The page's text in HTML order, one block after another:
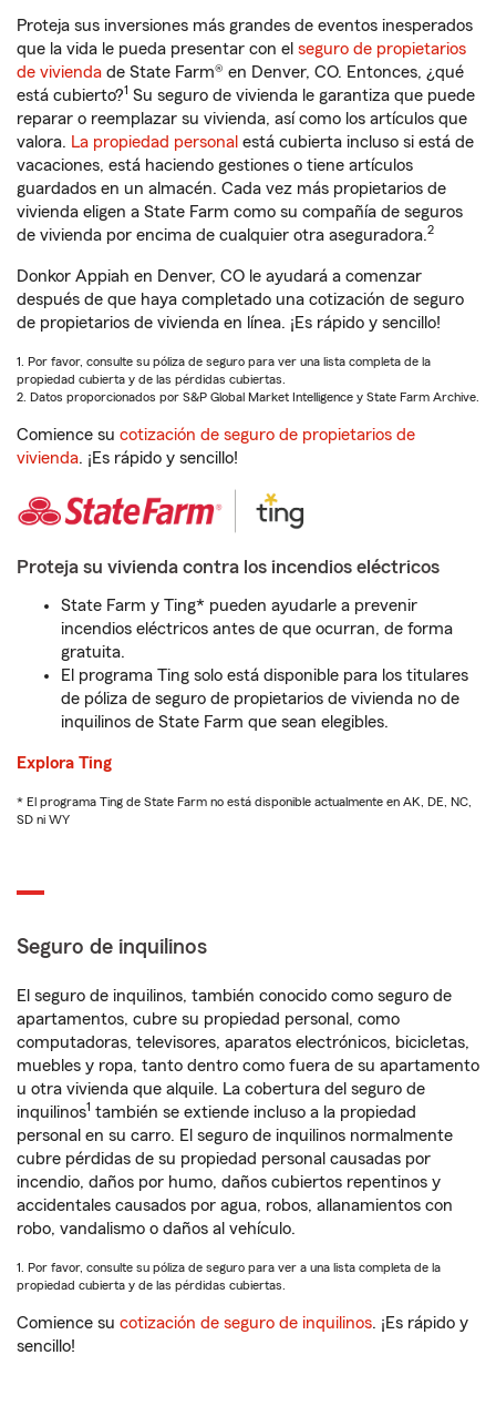
Proteja sus inversiones más grandes de eventos inesperados
que la vida le pueda presentar con el seguro de propietarios
de vivienda de State Farm® en Denver, CO. Entonces, ¿qué
está cubierto?1 Su seguro de vivienda le garantiza que puede
reparar o reemplazar su vivienda, así como los artículos que
valora. La propiedad personal está cubierta incluso si está de
vacaciones, está haciendo gestiones o tiene artículos
guardados en un almacén. Cada vez más propietarios de
vivienda eligen a State Farm como su compañía de seguros
de vivienda por encima de cualquier otra aseguradora.2
Donkor Appiah en Denver, CO le ayudará a comenzar
después de que haya completado una cotización de seguro
de propietarios de vivienda en línea. ¡Es rápido y sencillo!
1. Por favor, consulte su póliza de seguro para ver una lista completa de la
propiedad cubierta y de las pérdidas cubiertas.
2. Datos proporcionados por S&P Global Market Intelligence y State Farm Archive.
Comience su cotización de seguro de propietarios de
vivienda. ¡Es rápido y sencillo!
Proteja su vivienda contra los incendios eléctricos
State Farm y Ting* pueden ayudarle a prevenir
incendios eléctricos antes de que ocurran, de forma
gratuita.
El programa Ting solo está disponible para los titulares
de póliza de seguro de propietarios de vivienda no de
inquilinos de State Farm que sean elegibles.
Explora Ting
* El programa Ting de State Farm no está disponible actualmente en AK, DE, NC,
SD ni WY
Seguro de inquilinos
El seguro de inquilinos, también conocido como seguro de
apartamentos, cubre su propiedad personal, como
computadoras, televisores, aparatos electrónicos, bicicletas,
muebles y ropa, tanto dentro como fuera de su apartamento
u otra vivienda que alquile. La cobertura del seguro de
inquilinos1 también se extiende incluso a la propiedad
personal en su carro. El seguro de inquilinos normalmente
cubre pérdidas de su propiedad personal causadas por
incendio, daños por humo, daños cubiertos repentinos y
accidentales causados por agua, robos, allanamientos con
robo, vandalismo o daños al vehículo.
1. Por favor, consulte su póliza de seguro para ver a una lista completa de la
propiedad cubierta y de las pérdidas cubiertas.
Comience su cotización de seguro de inquilinos. ¡Es rápido y
sencillo!